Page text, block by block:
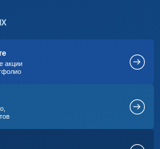
акции